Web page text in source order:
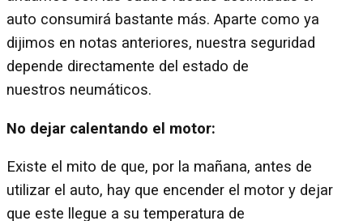
auto consumirá bastante más. Aparte como ya
dijimos en notas anteriores, nuestra seguridad
depende directamente del estado de
nuestros neumáticos.
No dejar calentando el motor:
Existe el mito de que, por la mañana, antes de
utilizar el auto, hay que encender el motor y dejar
que este llegue a su temperatura de